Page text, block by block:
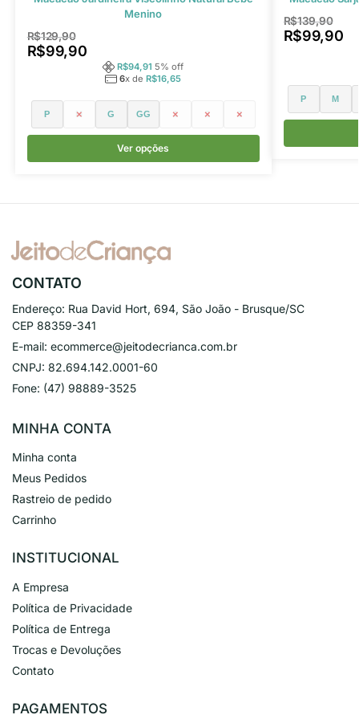
Menino
R$129,90
R$99,90
R$94,91 5% off
6x deR$16,65
P M G GG 1 2 3
Ver opções
R$139,90
R$99,90
P M
CONTATO
Endereço: Rua David Hort, 694, São João - Brusque/SC
CEP 88359-341
E-mail: ecommerce@jeitodecrianca.com.br
CNPJ: 82.694.142.0001-60
Fone: (47) 98889-3525
MINHA CONTA
Minha conta
Meus Pedidos
Rastreio de pedido
Carrinho
INSTITUCIONAL
A Empresa
Política de Privacidade
Política de Entrega
Trocas e Devoluções
Contato
PAGAMENTOS